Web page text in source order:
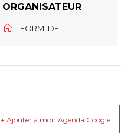
ORGANISATEUR
FORM'IDEL
+ Ajouter à mon Agenda Google